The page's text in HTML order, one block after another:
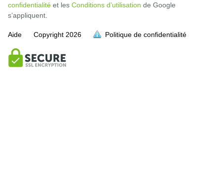
confidentialité et les Conditions d’utilisation de Google
s’appliquent.
Aide Copyright 2026 Politique de confidentialité